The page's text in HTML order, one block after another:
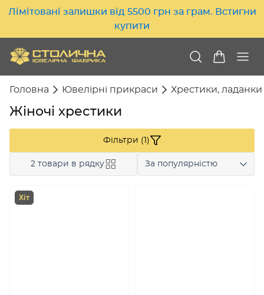
Лімітовані залишки від 5500 грн за грам. Встигни
купити
Головна Ювелірні прикраси Хрестики, ладанки
Жіночі хрестики
Фільтри (1)
2 товари в рядку За популярністю
Хіт